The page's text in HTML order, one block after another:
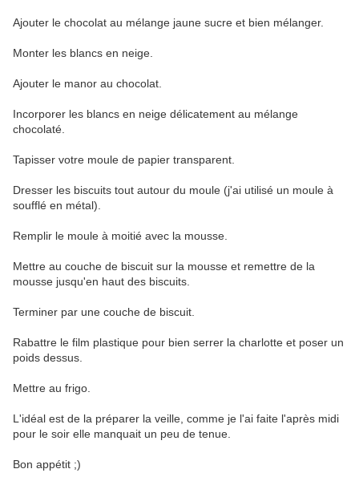
Ajouter le chocolat au mélange jaune sucre et bien mélanger.
Monter les blancs en neige.
Ajouter le manor au chocolat.
Incorporer les blancs en neige délicatement au mélange
chocolaté.
Tapisser votre moule de papier transparent.
Dresser les biscuits tout autour du moule (j'ai utilisé un moule à
soufflé en métal).
Remplir le moule à moitié avec la mousse.
Mettre au couche de biscuit sur la mousse et remettre de la
mousse jusqu'en haut des biscuits.
Terminer par une couche de biscuit.
Rabattre le film plastique pour bien serrer la charlotte et poser un
poids dessus.
Mettre au frigo.
L'idéal est de la préparer la veille, comme je l'ai faite l'après midi
pour le soir elle manquait un peu de tenue.
Bon appétit ;)